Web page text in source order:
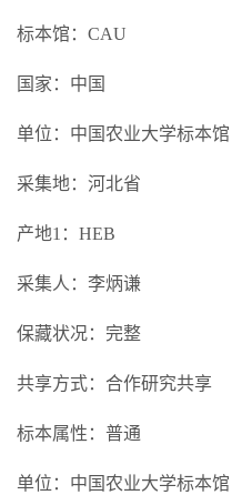
标本馆：CAU
国家：中国
单位：中国农业大学标本馆
采集地：河北省
产地1：HEB
采集人：李炳谦
保藏状况：完整
共享方式：合作研究共享
标本属性：普通
单位：中国农业大学标本馆